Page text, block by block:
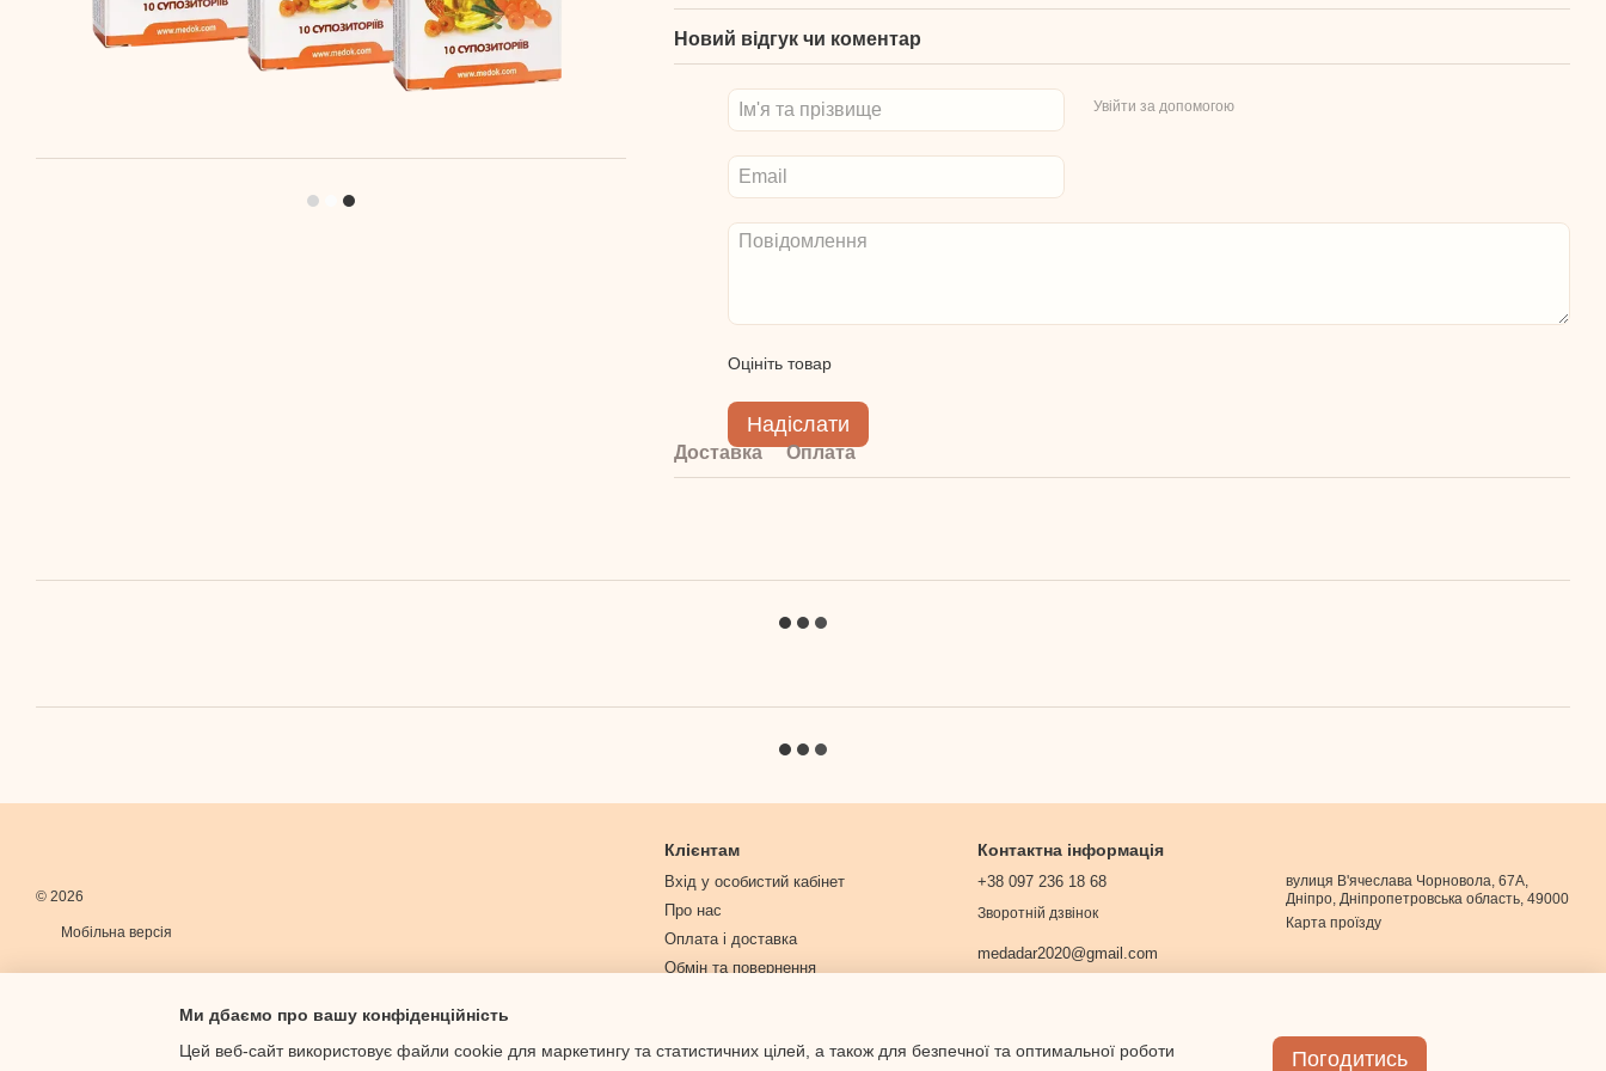
Новий відгук чи коментар
Увійти за допомогою
Оцініть товар
Надіслати
Доставка Оплата
© 2026
Мобільна версія
Клієнтам
Вхід у особистий кабінет
Про нас
Оплата і доставка
Обмін та повернення
Політика конфіденційності
Контактна інформація
+38 097 236 18 68
Зворотній дзвінок
medadar2020@gmail.com
вулиця В'ячеслава Чорновола, 67А,
Дніпро, Дніпропетровська область, 49000
Карта проїзду
Ми дбаємо про вашу конфіденційність
Цей веб-сайт використовує файли cookie для маркетингу та статистичних цілей, а також для безпечної та оптимальної роботи
Погодитись